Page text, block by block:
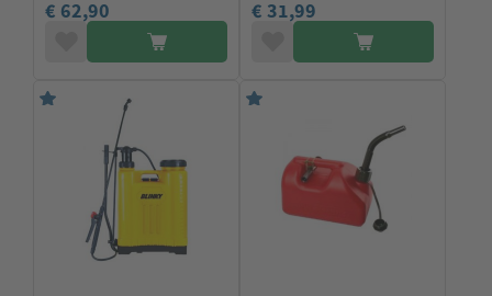
€ 62,90 € 31,99